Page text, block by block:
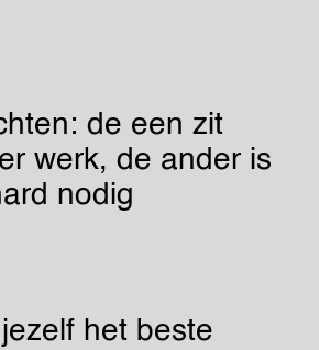
de een zit
werk, de ander is
nodig
het beste